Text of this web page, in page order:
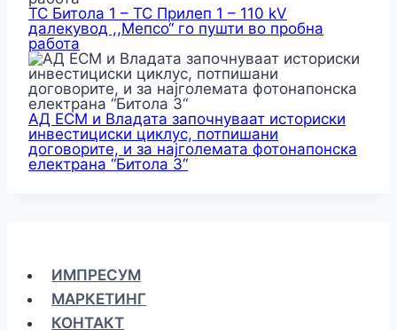
ТС Битола 1 – ТС Прилеп 1 – 110 kV
далекувод ,,Мепсо“ го пушти во пробна
работа
АД ЕСМ и Владата започнуваат историски
инвестициски циклус, потпишани
договорите, и за најголемата фотонапонска
електрана “Битола 3“
ИМПРЕСУМ
МАРКЕТИНГ
КОНТАКТ